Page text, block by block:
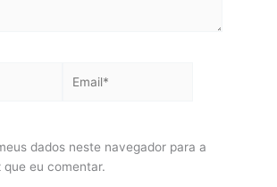
dados neste navegador para a
que eu comentar.